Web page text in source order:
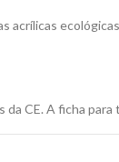
CE. A ficha para